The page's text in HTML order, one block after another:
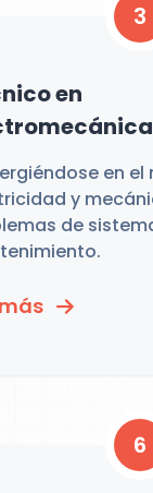
3
en
en el
y
de
6